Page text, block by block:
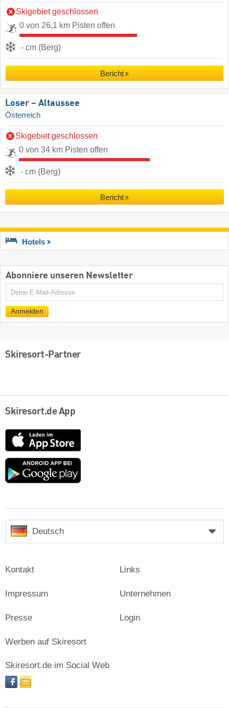
Skigebiet geschlossen
0 von 26,1 km Pisten offen
- cm (Berg)
Bericht
Loser – Altaussee
Österreich
Skigebiet geschlossen
0 von 34 km Pisten offen
- cm (Berg)
Bericht
Hotels
Abonniere unseren Newsletter
E-
Mail
Anmelden
Skiresort-Partner
Skiresort.de App
App
Store
Google
Deutsch
Kontakt
Impressum
Presse
Links
Unternehmen
Login
Werben auf Skiresort
Skiresort.de im Social Web
facebooknewsletter